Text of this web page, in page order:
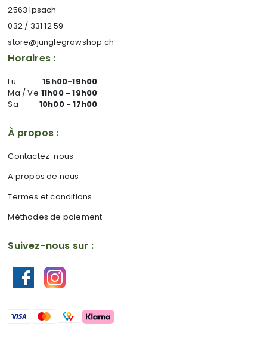
2563 Ipsach
032 / 331 12 59
store@junglegrowshop.ch
Horaires :
Lu
15h00-19h00
Ma / Ve 11h00 - 19h00
Sa
10h00 - 17h00
À propos :
Contactez-nous
A propos de nous
Termes et conditions
Méthodes de paiement
Suivez-nous sur :